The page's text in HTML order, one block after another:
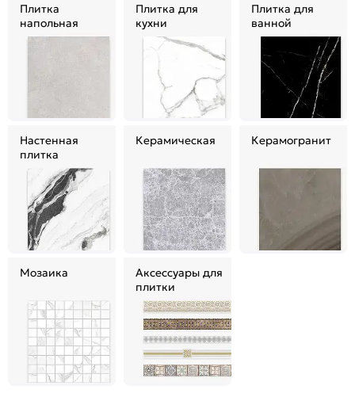
Плитка
напольная
Плитка для
кухни
Плитка для
ванной
Настенная
плитка
Керамическая Керамогранит
Мозаика
Аксессуары для
плитки